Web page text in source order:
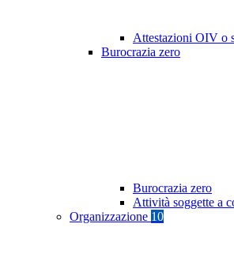
Attestazioni OIV o
Burocrazia zero
Burocrazia zero
Attività soggette a
Organizzazione 10